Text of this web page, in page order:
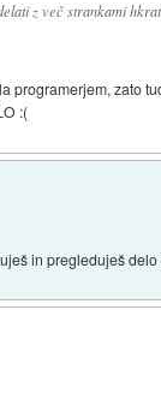
z več strankami
programerjem, zato
:(
in pregleduješ